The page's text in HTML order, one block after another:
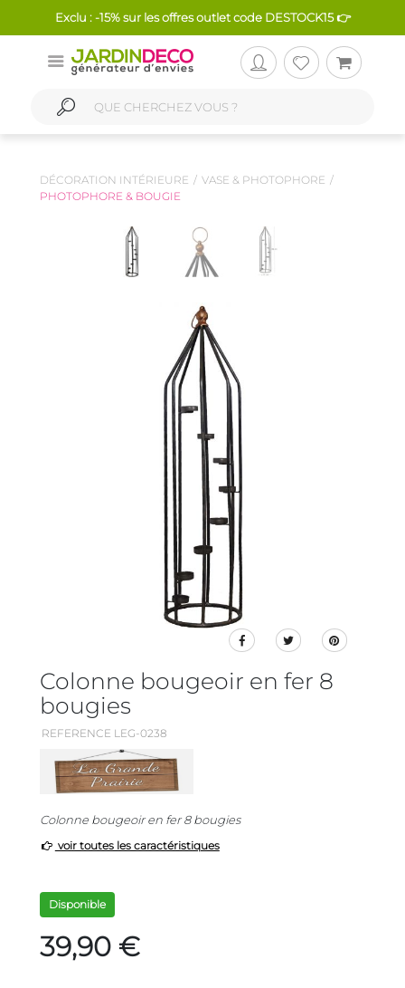
Exclu : -15% sur les offres outlet code DESTOCK15 👉
DÉCORATION INTÉRIEURE
VASE & PHOTOPHORE
PHOTOPHORE & BOUGIE
Colonne bougeoir en fer 8
bougies
REFERENCE LEG-0238
Colonne bougeoir en fer 8 bougies
voir toutes les caractéristiques
Disponible
39,90 €